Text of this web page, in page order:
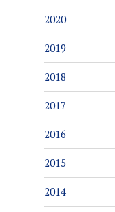
2020
2019
2018
2017
2016
2015
2014